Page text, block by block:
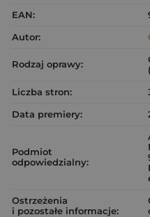
EAN:
Autor:
Rodzaj oprawy:
Liczba stron:
Data premiery:
Podmiot
odpowiedzialny:
Ostrzeżenia
i pozostałe informacje: